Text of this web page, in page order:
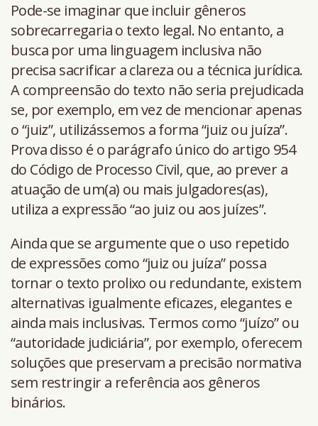
Pode-se imaginar que incluir gêneros
sobrecarregaria o texto legal. No entanto, a
busca por uma linguagem inclusiva não
precisa sacrificar a clareza ou a técnica jurídica.
A compreensão do texto não seria prejudicada
se, por exemplo, em vez de mencionar apenas
o “juiz”, utilizássemos a forma “juiz ou juíza”.
Prova disso é o parágrafo único do artigo 954
do Código de Processo Civil, que, ao prever a
atuação de um(a) ou mais julgadores(as),
utiliza a expressão “ao juiz ou aos juízes”.
Ainda que se argumente que o uso repetido
de expressões como “juiz ou juíza” possa
tornar o texto prolixo ou redundante, existem
alternativas igualmente eficazes, elegantes e
ainda mais inclusivas. Termos como “juízo” ou
“autoridade judiciária”, por exemplo, oferecem
soluções que preservam a precisão normativa
sem restringir a referência aos gêneros
binários.